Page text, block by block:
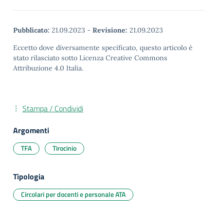
Pubblicato: 21.09.2023 - Revisione: 21.09.2023
Eccetto dove diversamente specificato, questo articolo è
stato rilasciato sotto Licenza Creative Commons
Attribuzione 4.0 Italia.
Stampa / Condividi
Argomenti
TFA Tirocinio
Tipologia
Circolari per docenti e personale ATA